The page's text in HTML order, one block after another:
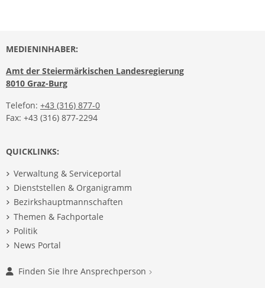
MEDIENINHABER:
Amt der Steiermärkischen Landesregierung
8010 Graz-Burg
Telefon: +43 (316) 877-0
Fax: +43 (316) 877-2294
QUICKLINKS:
Verwaltung & Serviceportal
Dienststellen & Organigramm
Bezirkshauptmannschaften
Themen & Fachportale
Politik
News Portal
Finden Sie Ihre Ansprechperson